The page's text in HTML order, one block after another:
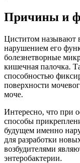
Причины и
Циститом называют
нарушением его
болезнетворные
кишечная палочка.
способностью
поверхности
моче.
Интересно, что при
способы
будущем именно
для разработки
возбудителями
энтеробактерии.